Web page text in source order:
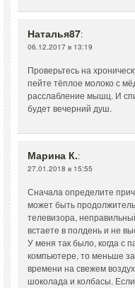
Наталья87:
06.12.2017 в 13:19
Проверьтесь на
пейте тёплое молоко с
расслабление мышц. И
будет вечерний душ.
Марина К.:
27.01.2018 в 15:55
Сначала определите
может быть
телевизора,
встаете в полдень и не
У меня так было, когда с
компьютере, то меньше
времени на свежем
шоколада и колбасы.